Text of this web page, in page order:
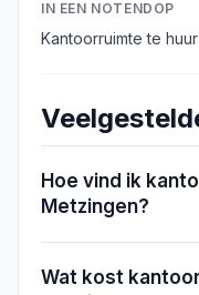
IN EEN NOTENDOP
Kantoorruimte te
Hoe vind ik
Metzingen?
Wat kost